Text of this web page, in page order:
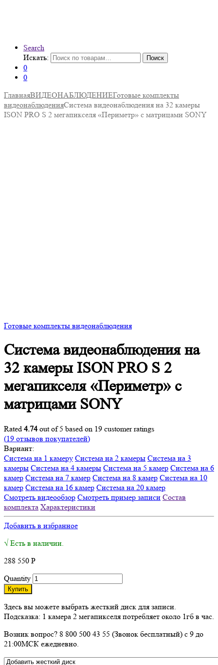
Search
Искать:
Поиск
0
0
ГлавнаяВИДЕОНАБЛЮДЕНИЕГотовые комплекты
видеонаблюденияСистема видеонаблюдения на 32 камеры
ISON PRO S 2 мегапикселя «Периметр» с матрицами SONY
Готовые комплекты видеонаблюдения
Система видеонаблюдения на
32 камеры ISON PRO S 2
мегапикселя «Периметр» с
матрицами SONY
Rated 4.74out of 5 based on 19 customer ratings
(19 отзывов покупателей)
Вариант:
Система на 1 камеру Система на 2 камеры Система на 3
камеры Система на 4 камеры Система на 5 камер Система на 6
камер Система на 7 камер Система на 8 камер Система на 10
камер Система на 16 камер Система на 20 камер
Смотреть видеообзор Смотреть пример записи Состав
комплекта Характеристики
Добавить в избранное
√ Есть в наличии.
288 550 Р
Quantity
Купить
Здесь вы можете выбрать жесткий диск для записи.
Подсказка: 1 камера 2 мегапикселя потребляет около 1гб в час.
Возник вопрос? 8 800 500 43 55 (Звонок бесплатный) с 9 до
21:00МСК ежедневно.